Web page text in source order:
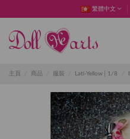
繁體中文
主頁 商品 服裝 Lati-Yellow│1/8